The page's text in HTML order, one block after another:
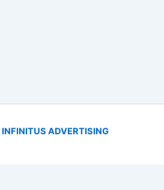
INFINITUS ADVERTISING